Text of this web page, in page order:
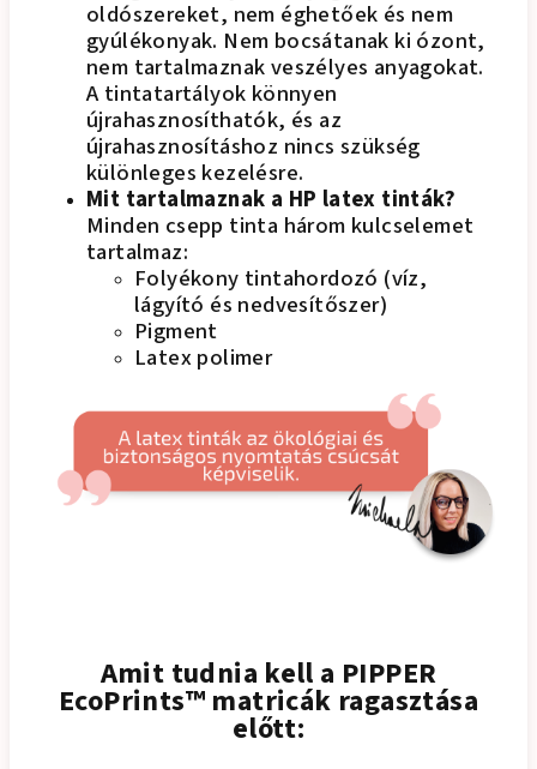
oldószereket, nem éghetőek és nem
gyúlékonyak. Nem bocsátanak ki ózont,
nem tartalmaznak veszélyes anyagokat.
A tintatartályok könnyen
újrahasznosíthatók, és az
újrahasznosításhoz nincs szükség
különleges kezelésre.
Mit tartalmaznak a HP latex tinták?
Minden csepp tinta három kulcselemet
tartalmaz:
Folyékony tintahordozó (víz,
lágyító és nedvesítőszer)
Pigment
Latex polimer
Amit tudnia kell a PIPPER
EcoPrints™ matricák ragasztása
előtt: